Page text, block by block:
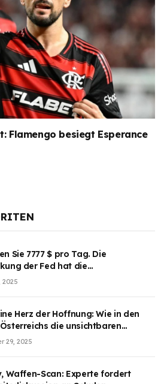
Flamengo besiegt Esperance
Sie 7777 $ pro Tag. Die
der Fed hat die
des Marktes erregt.
2025
Herz der Hoffnung: Wie in den
die unsichtbaren
des Kriegesheilen
29, 2025
Waffen-Scan: Experte fordert